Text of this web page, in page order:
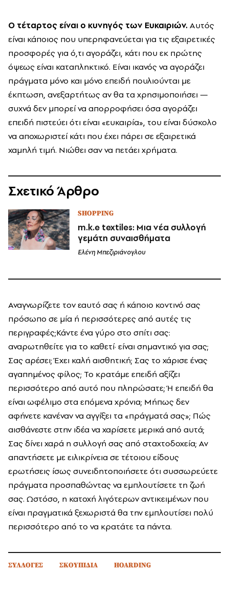
Ο τέταρτος είναι ο κυνηγός των Ευκαιριών.Αυτός
είναι κάποιος που υπερηφανεύεται για τις εξαιρετικές
προσφορές για ό,τι αγοράζει, κάτι που εκ πρώτης
όψεως είναι καταπληκτικό. Είναι ικανός να αγοράζει
πράγματα μόνο και μόνο επειδή πουλιούνται με
έκπτωση, ανεξαρτήτως αν θα τα χρησιμοποιήσει —
συχνά δεν μπορεί να απορροφήσει όσα αγοράζει
επειδή πιστεύει ότι είναι «ευκαιρία», του είναι δύσκολο
να αποχωριστεί κάτι που έχει πάρει σε εξαιρετικά
χαμηλή τιμή. Νιώθει σαν να πετάει χρήματα.
Σχετικό Άρθρο
SHOPPING
m.k.e textiles: Μια νέα συλλογή
γεμάτη συναισθήματα
Ελένη Μπεζιριάνογλου
Αναγνωρίζετε τον εαυτό σας ή κάποιο κοντινό σας
πρόσωπο σε μία ή περισσότερες από αυτές τις
περιγραφές;Κάντε ένα γύρο στο σπίτι σας:
αναρωτηθείτε για το καθετί· είναι σημαντικό για σας;
Σας αρέσει; Έχει καλή αισθητική; Σας το χάρισε ένας
αγαπημένος φίλος; Το κρατάμε επειδή αξίζει
περισσότερο από αυτό που πληρώσατε; Ή επειδή θα
είναι ωφέλιμο στα επόμενα χρόνια; Μήπως δεν
αφήνετε κανέναν να αγγίξει τα «πράγματά σας»; Πώς
αισθάνεστε στην ιδέα να χαρίσετε μερικά από αυτά;
Σας δίνει χαρά η συλλογή σας από σταχτοδοχεία; Αν
απαντήσετε με ειλικρίνεια σε τέτοιου είδους
ερωτήσεις ίσως συνειδητοποιήσετε ότι συσσωρεύετε
πράγματα προσπαθώντας να εμπλουτίσετε τη ζωή
σας. Ωστόσο, η κατοχή λιγότερων αντικειμένων που
είναι πραγματικά ξεχωριστά θα την εμπλουτίσει πολύ
περισσότερο από το να κρατάτε τα πάντα.
ΣΥΛΛΟΓΕΣ ΣΚΟΥΠΙΔΙΑ HOARDING